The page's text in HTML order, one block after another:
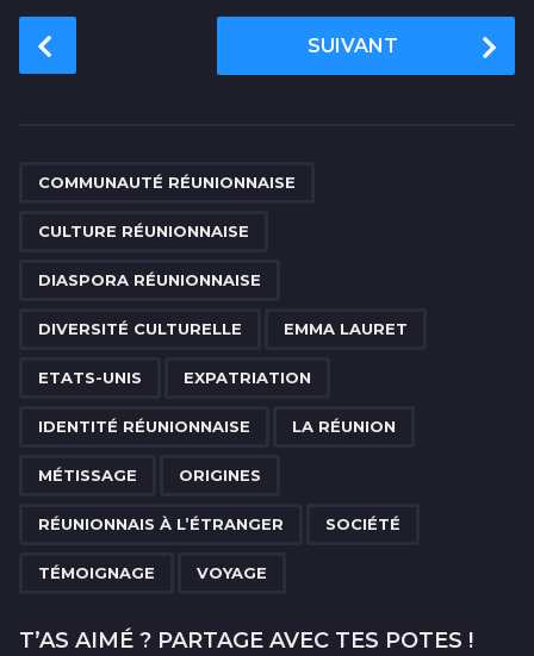
o
SUIVANT
COMMUNAUTÉ RÉUNIONNAISE
CULTURE RÉUNIONNAISE
DIASPORA RÉUNIONNAISE
DIVERSITÉ CULTURELLE EMMA LAURET
ETATS-UNIS EXPATRIATION
IDENTITÉ RÉUNIONNAISE LA RÉUNION
MÉTISSAGE ORIGINES
RÉUNIONNAIS À L’ÉTRANGER SOCIÉTÉ
TÉMOIGNAGE VOYAGE
T’AS AIMÉ ? PARTAGE AVEC TES POTES !